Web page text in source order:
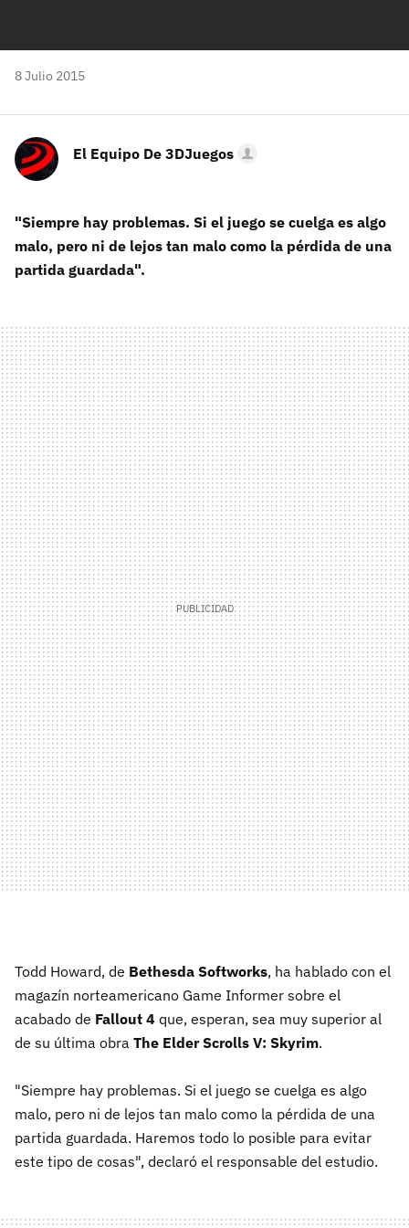
8 Julio 2015
El Equipo De 3DJuegos
"Siempre hay problemas. Si el juego se cuelga es algo
malo, pero ni de lejos tan malo como la pérdida de una
partida guardada".
Todd Howard, de Bethesda Softworks, ha hablado con el
magazín norteamericano Game Informer sobre el
acabado de Fallout 4 que, esperan, sea muy superior al
de su última obra The Elder Scrolls V: Skyrim.
"Siempre hay problemas. Si el juego se cuelga es algo
malo, pero ni de lejos tan malo como la pérdida de una
partida guardada. Haremos todo lo posible para evitar
este tipo de cosas", declaró el responsable del estudio.